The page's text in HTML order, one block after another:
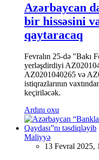
Azərbaycan
bir hissəsini
qaytaracaq
Fevralın 25-də "Bakı
yerləşdirdiyi
AZ0201040265 və
istiqrazlarının
keçiriləcək.
Ardını oxu
Maliyyə
13 Fevral 2025,